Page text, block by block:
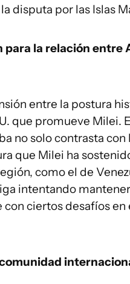
disputa por las Islas
para la relación entre
entre la postura
que promueve Milei.
no solo contrasta
que Milei ha
como el de
intentando
con ciertos desafíos